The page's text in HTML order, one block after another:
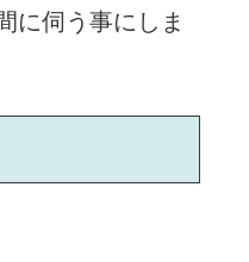
に伺う事にしま